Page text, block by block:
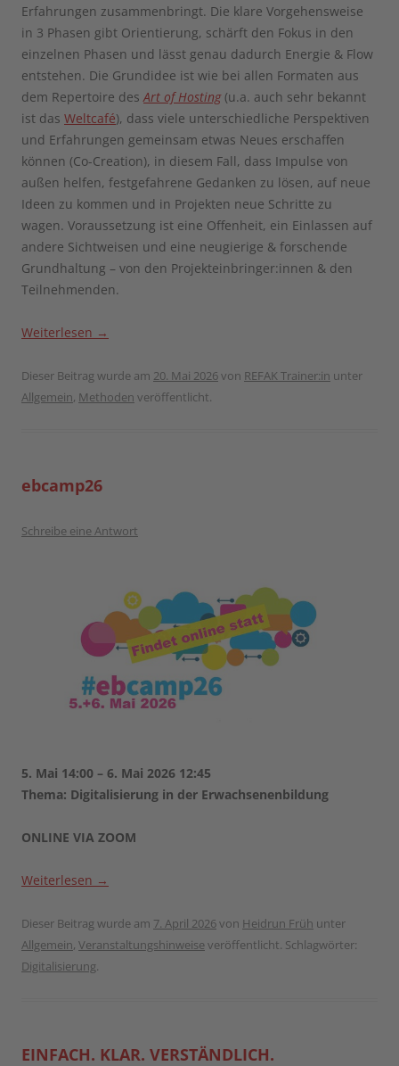
Erfahrungen zusammenbringt. Die klare Vorgehensweise
in 3 Phasen gibt Orientierung, schärft den Fokus in den
einzelnen Phasen und lässt genau dadurch Energie & Flow
entstehen. Die Grundidee ist wie bei allen Formaten aus
dem Repertoire desArt of Hosting (u.a. auch sehr bekannt
ist das Weltcafé), dass viele unterschiedliche Perspektiven
und Erfahrungen gemeinsam etwas Neues erschaffen
können (Co-Creation), in diesem Fall, dass Impulse von
außen helfen, festgefahrene Gedanken zu lösen, auf neue
Ideen zu kommen und in Projekten neue Schritte zu
wagen. Voraussetzung ist eine Offenheit, ein Einlassen auf
andere Sichtweisen und eine neugierige & forschende
Grundhaltung – von den Projekteinbringer:innen & den
Teilnehmenden.
Weiterlesen →
Dieser Beitrag wurde am 20. Mai 2026von REFAK Trainer:in unter
Allgemein, Methoden veröffentlicht.
ebcamp26
Schreibe eine Antwort
5. Mai 14:00 – 6. Mai 2026 12:45
Thema: Digitalisierung in der Erwachsenenbildung
ONLINE VIA ZOOM
Weiterlesen →
Dieser Beitrag wurde am 7. April 2026von Heidrun Früh unter
Allgemein, Veranstaltungshinweiseveröffentlicht. Schlagwörter:
Digitalisierung.
EINFACH. KLAR. VERSTÄNDLICH.